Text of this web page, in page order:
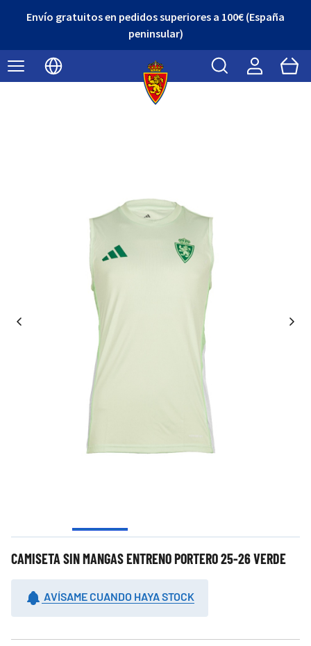
Envío gratuitos en pedidos superiores a 100€ (España
peninsular)
Seleccionar idioma
Buscar Cart
CAMISETA SIN MANGAS ENTRENO PORTERO 25-26 VERDE
AVÍSAME CUANDO HAYA STOCK